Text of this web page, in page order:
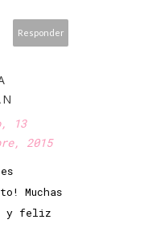
Responder
13
2015
Muchas
y feliz